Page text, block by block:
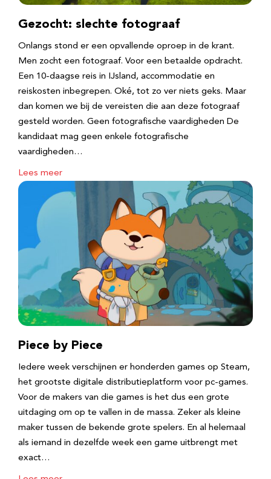
Gezocht: slechte fotograaf
Onlangs stond er een opvallende oproep in de krant.
Men zocht een fotograaf. Voor een betaalde opdracht.
Een 10-daagse reis in IJsland, accommodatie en
reiskosten inbegrepen. Oké, tot zo ver niets geks. Maar
dan komen we bij de vereisten die aan deze fotograaf
gesteld worden. Geen fotografische vaardigheden De
kandidaat mag geen enkele fotografische
vaardigheden…
Lees meer
Piece by Piece
Iedere week verschijnen er honderden games op Steam,
het grootste digitale distributieplatform voor pc-games.
Voor de makers van die games is het dus een grote
uitdaging om op te vallen in de massa. Zeker als kleine
maker tussen de bekende grote spelers. En al helemaal
als iemand in dezelfde week een game uitbrengt met
exact…